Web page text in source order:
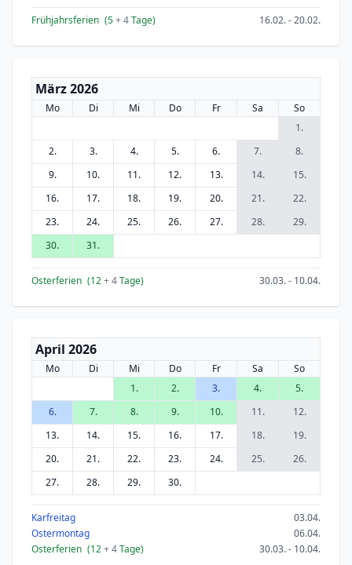
Frühjahrsferien (5+ 4Tage) 16.02. - 20.02.
März 2026
Mo Di Mi Do Fr Sa
So
1.
2.
3. 4. 5. 6. 7.
8.
9.
10. 11. 12. 13. 14.
15.
16.
17. 18. 19. 20. 21.
22.
23.
24. 25. 26. 27. 28.
29.
30.
31.
Osterferien (12+ 4Tage) 30.03. - 10.04.
April 2026
Mo Di Mi Do Fr Sa
So
1.
2. 3. 4.
5.
6.
7. 8. 9. 10. 11.
12.
13.
14. 15. 16. 17. 18.
19.
20.
21. 22. 23. 24. 25.
26.
27.
28. 29. 30.
Karfreitag
03.04.
Ostermontag
06.04.
Osterferien (12+ 4Tage) 30.03. - 10.04.